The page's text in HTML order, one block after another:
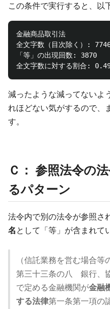
この条件で実行すると、以
金融商品取引法
全文字数（目次除く）:
「等」の出現回数: 3870
減ったような減ってないよ
れほどない気がするので、
す。
Ｃ： 参照法令の
るパターン
法令内で別の法令が参照さ
名 として「等」が含まれて
（信託業務を営む場合等
第三十三条の八 銀行、
で定める金融機関が金融
する法律第一条第一項の